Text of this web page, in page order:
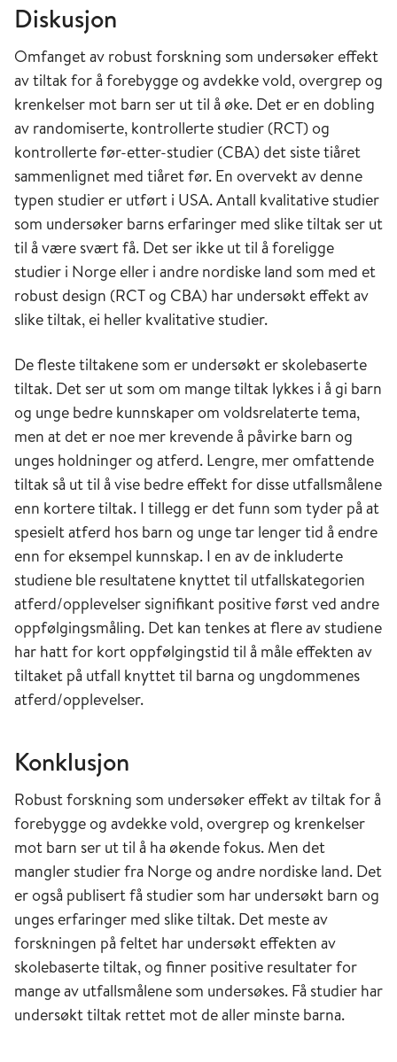
Diskusjon
Omfanget av robust forskning som undersøker effekt
av tiltak for å forebygge og avdekke vold, overgrep og
krenkelser mot barn ser ut til å øke. Det er en dobling
av randomiserte, kontrollerte studier (RCT) og
kontrollerte før-etter-studier (CBA) det siste tiåret
sammenlignet med tiåret før. En overvekt av denne
typen studier er utført i USA. Antall kvalitative studier
som undersøker barns erfaringer med slike tiltak ser ut
til å være svært få. Det ser ikke ut til å foreligge
studier i Norge eller i andre nordiske land som med et
robust design (RCT og CBA) har undersøkt effekt av
slike tiltak, ei heller kvalitative studier.
De fleste tiltakene som er undersøkt er skolebaserte
tiltak. Det ser ut som om mange tiltak lykkes i å gi barn
og unge bedre kunnskaper om voldsrelaterte tema,
men at det er noe mer krevende å påvirke barn og
unges holdninger og atferd. Lengre, mer omfattende
tiltak så ut til å vise bedre effekt for disse utfallsmålene
enn kortere tiltak. I tillegg er det funn som tyder på at
spesielt atferd hos barn og unge tar lenger tid å endre
enn for eksempel kunnskap. I en av de inkluderte
studiene ble resultatene knyttet til utfallskategorien
atferd/opplevelser signifikant positive først ved andre
oppfølgingsmåling. Det kan tenkes at flere av studiene
har hatt for kort oppfølgingstid til å måle effekten av
tiltaket på utfall knyttet til barna og ungdommenes
atferd/opplevelser.
Konklusjon
Robust forskning som undersøker effekt av tiltak for å
forebygge og avdekke vold, overgrep og krenkelser
mot barn ser ut til å ha økende fokus. Men det
mangler studier fra Norge og andre nordiske land. Det
er også publisert få studier som har undersøkt barn og
unges erfaringer med slike tiltak. Det meste av
forskningen på feltet har undersøkt effekten av
skolebaserte tiltak, og finner positive resultater for
mange av utfallsmålene som undersøkes. Få studier har
undersøkt tiltak rettet mot de aller minste barna.